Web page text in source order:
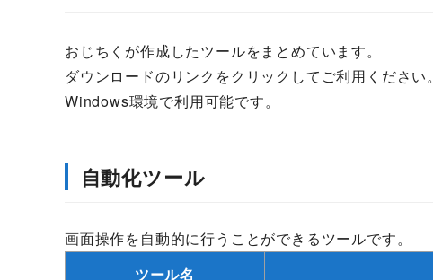
おじちくが作成したツールをまとめています。
ダウンロードのリンクをクリックしてご利用ください。
Windows環境で利用可能です。
自動化ツール
画面操作を自動的に行うことができるツールです。
ツール名